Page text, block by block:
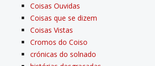
Coisas Ouvidas
Coisas que se dizem
Coisas Vistas
Cromos do Coiso
crónicas do solnado